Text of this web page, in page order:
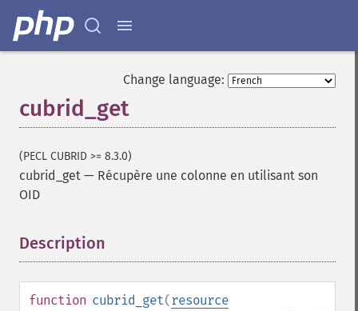
Change language:
cubrid_get
(PECL CUBRID >= 8.3.0)
cubrid_get — Récupère une colonne en utilisant son
OID
Description
function cubrid_get(resource